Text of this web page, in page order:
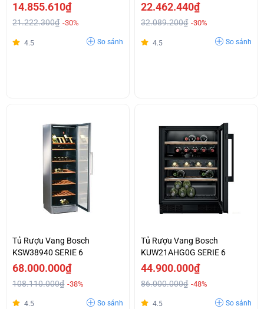
14.855.610₫
21.222.300₫ -30%
4.5 So sánh
22.462.440₫
32.089.200₫ -30%
4.5 So sánh
Tủ Rượu Vang Bosch
KSW38940 SERIE 6
68.000.000₫
108.110.000₫ -38%
4.5 So sánh
Tủ Rượu Vang Bosch
KUW21AHG0G SERIE 6
44.900.000₫
86.000.000₫ -48%
4.5 So sánh